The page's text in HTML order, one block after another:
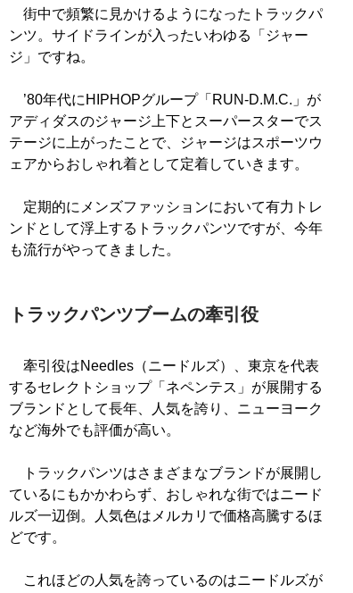
街中で頻繁に見かけるようになったトラックパ
ンツ。サイドラインが入ったいわゆる「ジャー
ジ」ですね。
’80年代にHIPHOPグループ「RUN-D.M.C.」が
アディダスのジャージ上下とスーパースターでス
テージに上がったことで、ジャージはスポーツウ
ェアからおしゃれ着として定着していきます。
定期的にメンズファッションにおいて有力トレ
ンドとして浮上するトラックパンツですが、今年
も流行がやってきました。
トラックパンツブームの牽引役
牽引役はNeedles（ニードルズ）、東京を代表
するセレクトショップ「ネペンテス」が展開する
ブランドとして長年、人気を誇り、ニューヨーク
など海外でも評価が高い。
トラックパンツはさまざまなブランドが展開し
ているにもかかわらず、おしゃれな街ではニード
ルズ一辺倒。人気色はメルカリで価格高騰するほ
どです。
これほどの人気を誇っているのはニードルズが